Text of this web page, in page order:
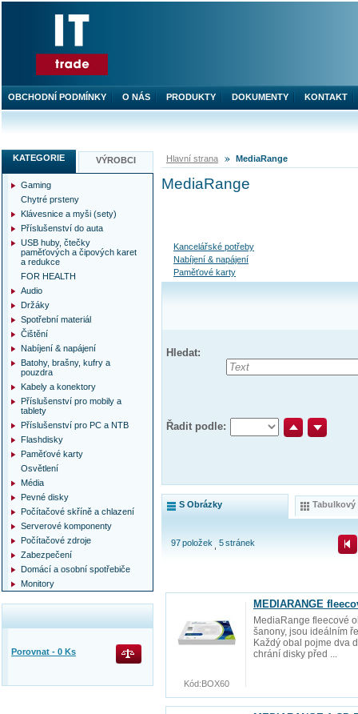
Hlavní strana MediaRange
MediaRange
Kancelářské potřeby
Nabíjení & napájení
Paměťové karty
Hledat:
Řadit podle:
S Obrázky Tabulkový
97položek 5stránek
MEDIARANGE
MediaRange fleecové
šanony, jsou ideálním
Každý obal pojme dva
chrání disky před ...
Kód:BOX60
KATEGORIE VÝROBCI
Gaming
Chytré prsteny
Klávesnice a myši (sety)
Příslušenství do auta
USB huby, čtečky
paměťových a čipových karet
a redukce
FOR HEALTH
Audio
Držáky
Spotřební materiál
Čištění
Nabíjení & napájení
Batohy, brašny, kufry a
pouzdra
Kabely a konektory
Příslušenství pro mobily a
tablety
Příslušenství pro PC a NTB
Flashdisky
Paměťové karty
Osvětlení
Média
Pevné disky
Počítačové skříně a chlazení
Serverové komponenty
Počítačové zdroje
Zabezpečení
Domácí a osobní spotřebiče
Monitory
Porovnat - 0 Ks
OBCHODNÍ PODMÍNKY O NÁS PRODUKTY DOKUMENTY KONTAKT